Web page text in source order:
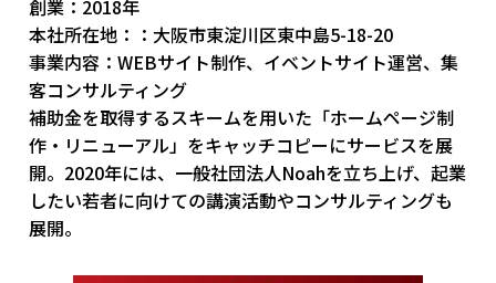
創業：2018年
本社所在地：：大阪市東淀川区東中島5-18-20
事業内容：WEBサイト制作、イベントサイト運営、集
客コンサルティング
補助金を取得するスキームを用いた「ホームページ制
作・リニューアル」をキャッチコピーにサービスを展
開。2020年には、一般社団法人Noahを立ち上げ、起業
したい若者に向けての講演活動やコンサルティングも
展開。